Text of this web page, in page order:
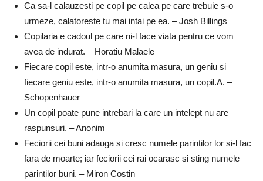
Ca sa-l calauzesti pe copil pe calea pe care trebuie s-o
urmeze, calatoreste tu mai intai pe ea. – Josh Billings
Copilaria e cadoul pe care ni-l face viata pentru ce vom
avea de indurat. – Horatiu Malaele
Fiecare copil este, intr-o anumita masura, un geniu si
fiecare geniu este, intr-o anumita masura, un copil.A. –
Schopenhauer
Un copil poate pune intrebari la care un intelept nu are
raspunsuri. – Anonim
Feciorii cei buni adauga si cresc numele parintilor lor si-l fac
fara de moarte; iar feciorii cei rai ocarasc si sting numele
parintilor buni. – Miron Costin